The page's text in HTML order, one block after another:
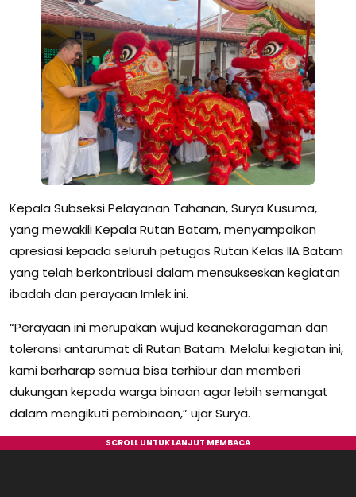
Kepala Subseksi Pelayanan Tahanan, Surya Kusuma,
yang mewakili Kepala Rutan Batam, menyampaikan
apresiasi kepada seluruh petugas Rutan Kelas IIA Batam
yang telah berkontribusi dalam mensukseskan kegiatan
ibadah dan perayaan Imlek ini.
“Perayaan ini merupakan wujud keanekaragaman dan
toleransi antarumat di Rutan Batam. Melalui kegiatan ini,
kami berharap semua bisa terhibur dan memberi
dukungan kepada warga binaan agar lebih semangat
dalam mengikuti pembinaan,” ujar Surya.